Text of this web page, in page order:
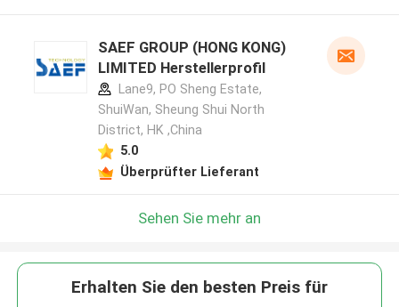
SAEF GROUP (HONG KONG)
LIMITED Herstellerprofil
Lane9, PO Sheng Estate,
ShuiWan, Sheung Shui North
District, HK ,China
5.0
Überprüfter Lieferant
Sehen Sie mehr an
Erhalten Sie den besten Preis für